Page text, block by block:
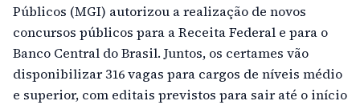
Públicos (MGI) autorizou a realização de novos
concursos públicos para a Receita Federal e para o
Banco Central do Brasil. Juntos, os certames vão
disponibilizar 316 vagas para cargos de níveis médio
e superior, com editais previstos para sair até o início